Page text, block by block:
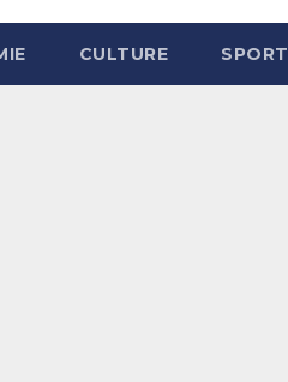
CULTURE SPORT